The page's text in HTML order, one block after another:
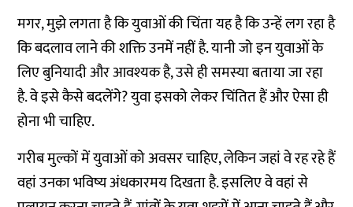
मगर, मुझे लगता है कि युवाओं की चिंता यह है कि उन्हें लग रहा है
कि बदलाव लाने की शक्ति उनमें नहीं है. यानी जो इन युवाओं के
लिए बुनियादी और आवश्यक है, उसे ही समस्या बताया जा रहा
है. वे इसे कैसे बदलेंगे? युवा इसको लेकर चिंतित हैं और ऐसा ही
होना भी चाहिए.
गरीब मुल्कों में युवाओं को अवसर चाहिए, लेकिन जहां वे रह रहे हैं
वहां उनका भविष्य अंधकारमय दिखता है. इसलिए वे वहां से